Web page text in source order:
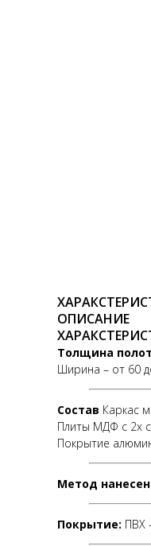
ОПИСАНИЕ
Толщина
Ширина – от 60
Состав Каркас
Плиты МДФ с 2х
Покрытие
Метод
Покрытие: ПВХ